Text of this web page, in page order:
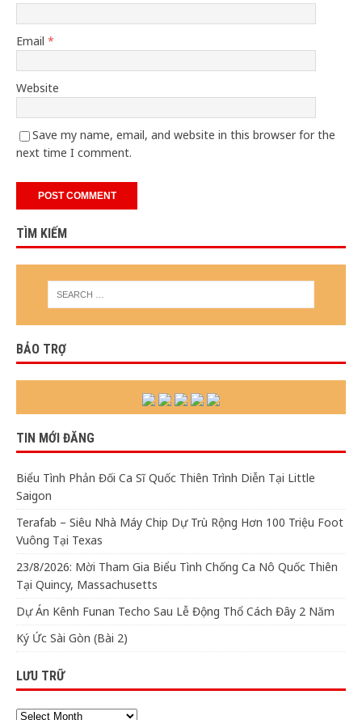
Email *
Website
Save my name, email, and website in this browser for the
next time I comment.
TÌM KIẾM
BẢO TRỢ
TIN MỚI ĐĂNG
Biểu Tình Phản Đối Ca Sĩ Quốc Thiên Trình Diễn Tại Little
Saigon
Terafab – Siêu Nhà Máy Chip Dự Trù Rộng Hơn 100 Triệu Foot
Vuông Tại Texas
23/8/2026: Mời Tham Gia Biểu Tình Chống Ca Nô Quốc Thiên
Tại Quincy, Massachusetts
Dự Án Kênh Funan Techo Sau Lễ Động Thổ Cách Đây 2 Năm
Ký Ức Sài Gòn (Bài 2)
LƯU TRỮ